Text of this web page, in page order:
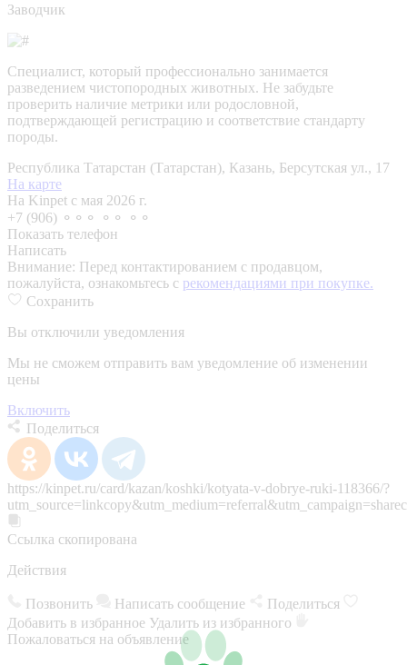
Заводчик
Специалист, который профессионально занимается
разведением чистопородных животных. Не забудьте
проверить наличие метрики или родословной,
подтверждающей регистрацию и соответствие стандарту
породы.
Республика Татарстан (Татарстан), Казань, Берсутская ул., 17
На карте
На Kinpet c мая 2026 г.
+7 (906) ⚬⚬⚬ ⚬⚬ ⚬⚬
Показать телефон
Написать
Внимание: Перед контактированием с продавцом,
пожалуйста, ознакомьтесь с рекомендациями при покупке.
Сохранить
Вы отключили уведомления
Мы не сможем отправить вам уведомление об изменении
цены
Включить
Поделиться
https://kinpet.ru/card/kazan/koshki/kotyata-v-dobrye-ruki-118366/?
Ссылка скопирована
Действия
Позвонить Написать сообщение
Поделиться
Добавить в избранное Удалить из избранного
Пожаловаться на объявление